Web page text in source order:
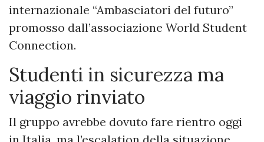
internazionale “Ambasciatori del futuro”
promosso dall’associazione World Student
Connection.
Studenti in sicurezza ma
viaggio rinviato
Il gruppo avrebbe dovuto fare rientro oggi